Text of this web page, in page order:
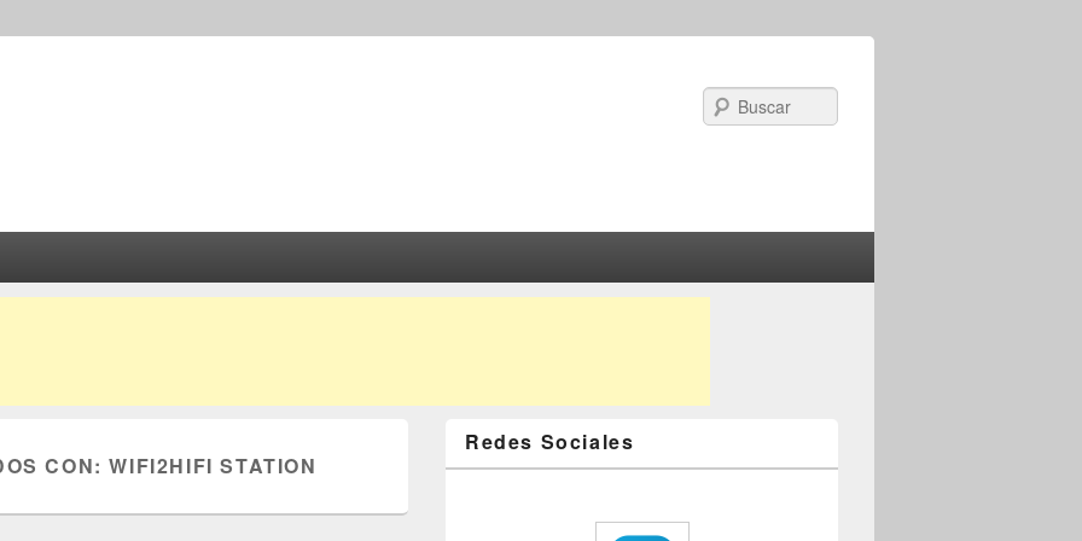
CON:WIFI2HIFI STATION
Redes Sociales